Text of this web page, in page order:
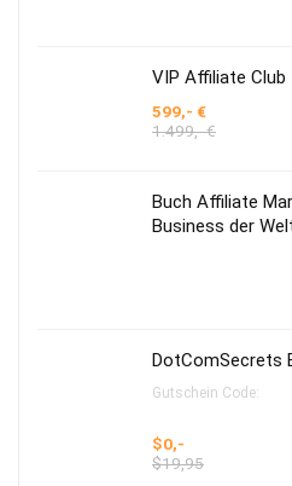
VIP Affiliate Club
599,- €
1.499,- €
Buch Affiliate
Business der
DotComSecrets
Gutschein Code:
$0,-
$19,95